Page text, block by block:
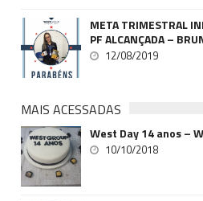
META TRIMESTRAL
PF ALCANÇADA –
12/08/2019
MAIS ACESSADAS
West Day 14 anos –
10/10/2018